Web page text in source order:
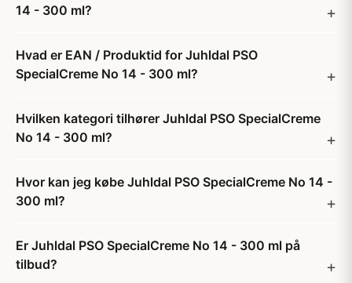
14 - 300 ml?
Hvad er EAN / Produktid for Juhldal PSO
SpecialCreme No 14 - 300 ml?
Hvilken kategori tilhører Juhldal PSO SpecialCreme
No 14 - 300 ml?
Hvor kan jeg købe Juhldal PSO SpecialCreme No 14 -
300 ml?
Er Juhldal PSO SpecialCreme No 14 - 300 ml på
tilbud?